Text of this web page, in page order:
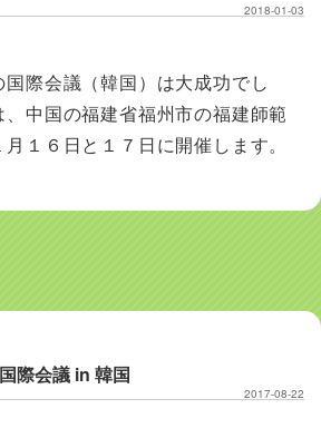
2018-01-03
国際会議（韓国）は大成功でし
中国の福建省福州市の福建師範
１６日と１７日に開催します。
際会議 in 韓国
2017-08-22